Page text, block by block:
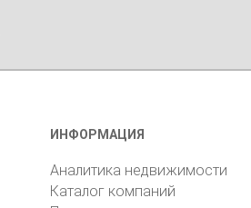
ИНФОРМАЦИЯ
Аналитика недвижимости
Каталог компаний